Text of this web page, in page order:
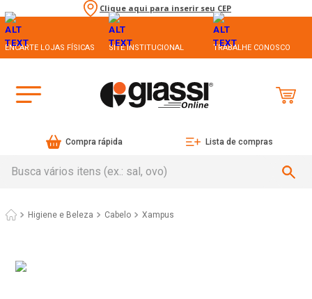
Clique aqui para inserir seu CEP
ENCARTE LOJAS FÍSICAS SITE INSTITUCIONAL TRABALHE CONOSCO
Compra rápida Lista de compras
Higiene e Beleza Cabelo Xampus